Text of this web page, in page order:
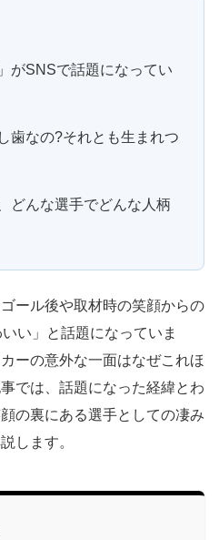
がSNSで話題になってい
歯なの?それとも生まれつ
どんな選手でどんな人柄
ール後や取材時の笑顔からの
い」と話題になっていま
ーの意外な一面はなぜこれほ
では、話題になった経緯とわ
の裏にある選手としての凄み
します。